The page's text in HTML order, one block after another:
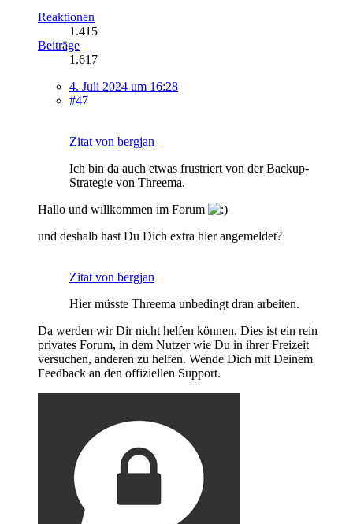
Reaktionen
1.415
Beiträge
1.617
4. Juli 2024 um 16:28
#47
Zitat von bergjan
Ich bin da auch etwas frustriert von der Backup-
Strategie von Threema.
Hallo und willkommen im Forum
und deshalb hast Du Dich extra hier angemeldet?
Zitat von bergjan
Hier müsste Threema unbedingt dran arbeiten.
Da werden wir Dir nicht helfen können. Dies ist ein rein
privates Forum, in dem Nutzer wie Du in ihrer Freizeit
versuchen, anderen zu helfen. Wende Dich mit Deinem
Feedback an den offiziellen Support.